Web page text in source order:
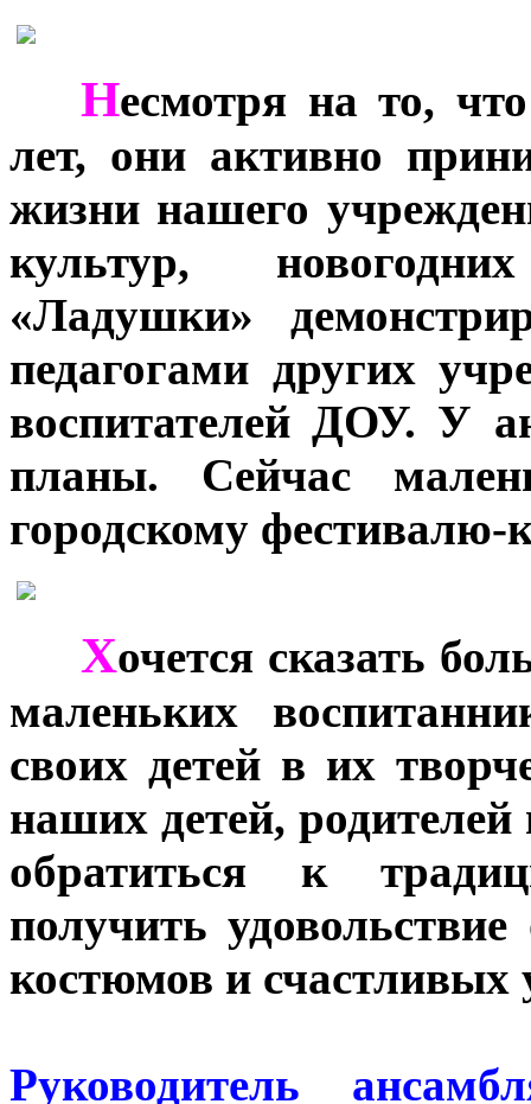
Несмотря на то,
лет, они активно
жизни нашего
культур,
«Ладушки»
педагогами других
воспитателей ДОУ. У
планы. Сейчас
городскому фестивалю-
Хочется сказать
маленьких
своих детей в их
наших детей, родителей
обратиться к
получить
костюмов и
Руководитель